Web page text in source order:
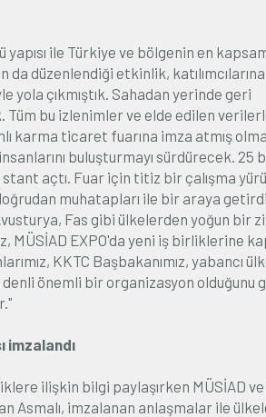
yapısı ile Türkiye ve bölgenin en
düzenlendiği etkinlik, katılımcılarına
çıkmıştık. Sahadan yerinde geri
bu izlenimler ve elde edilen
karma ticaret fuarına imza atmış
buluşturmayı sürdürecek. 25
açtı. Fuar için titiz bir çalışma
muhatapları ile bir araya
Fas gibi ülkelerden yoğun bir
EXPO'da yeni iş birliklerine
KKTC Başbakanımız, yabancı
denli önemli bir organizasyon olduğunu
imzalandı
ilişkin bilgi paylaşırken MÜSİAD ve
Asmalı, imzalanan anlaşmalar ile